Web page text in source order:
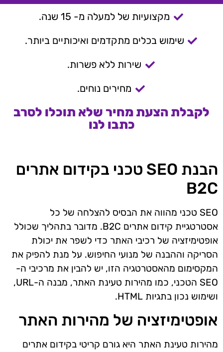
מקצועיות של למעלה מ- 15 שנה.
שימוש בכלים מתקדמים ואיכותיים ביותר.
שירות ללא פשרות.
מחירים נוחים.
לקבלת הצעת מחיר שלא תוכלו לסרב
כתבו לנו
הבנת SEO טכני בקידום אתרים
B2C
SEO טכני מהווה את הבסיס להצלחה של כל
אסטרטגיית קידום אתרים B2C. מדובר בתהליך שכולל
אופטימיזציה של רכיבי האתר כדי לשפר את יכולת
הסריקה וההבנה של מנועי החיפוש. על מנת להפיק את
המקסימום מהאסטרטגיה הזו, יש להבין את מרכיבי ה-
SEO הטכני, כמו מהירות טעינת האתר, מבנה ה-URL,
ושימוש נכון בתגיות HTML.
אופטימיזציה של מהירות האתר
מהירות טעינת האתר היא גורם קריטי בקידום אתרים